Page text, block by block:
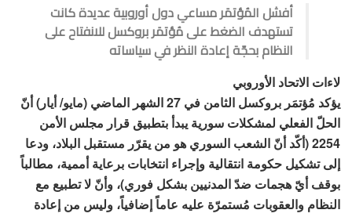
أفشل المُؤتمَر مساعي دول أوروبية عديدة كانت
تستهدف الضغط على مُؤتمَر بروكسل للانفتاح على
النظام بحجّة إعادة النظر في سياساته
لاءات الاتحاد الأوروبي
يؤكد مُؤتمَر بروكسل الثامن في 27 الشهر الماضي (مايو/ أيار) أنّ
الحلّ الفعلي لمشكلات سورية يبدأ بتطبيق قرار مجلس الأمن
2254 (أكّد أنّ الشعب السوري هو من يقرّر مستقبل البلاد، ودعا
إلى تشكيل حكومة انتقالية وإجراء انتخابات برعاية أممية، مطالباً
بوقف أيّ هجمات ضدّ المدنيين بشكل فوري)، وأنّ لا تطبيع مع
النظام والعقوبات مُستمرّة عليه عاماً إضافياً، وليس من إعادة